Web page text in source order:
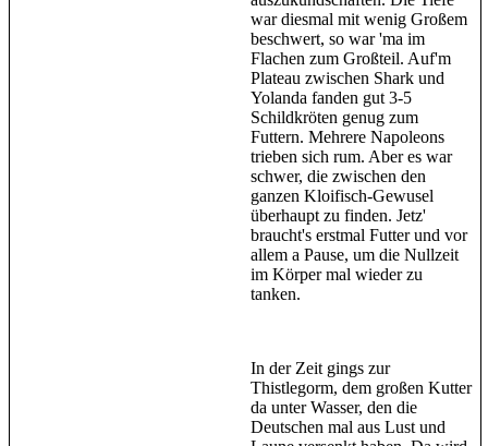
war diesmal mit wenig Großem
beschwert, so war 'ma im
Flachen zum Großteil. Auf'm
Plateau zwischen Shark und
Yolanda fanden gut 3-5
Schildkröten genug zum
Futtern. Mehrere Napoleons
trieben sich rum. Aber es war
schwer, die zwischen den
ganzen Kloifisch-Gewusel
überhaupt zu finden. Jetz'
braucht's erstmal Futter und vor
allem a Pause, um die Nullzeit
im Körper mal wieder zu
tanken.
In der Zeit gings zur
Thistlegorm, dem großen Kutter
da unter Wasser, den die
Deutschen mal aus Lust und